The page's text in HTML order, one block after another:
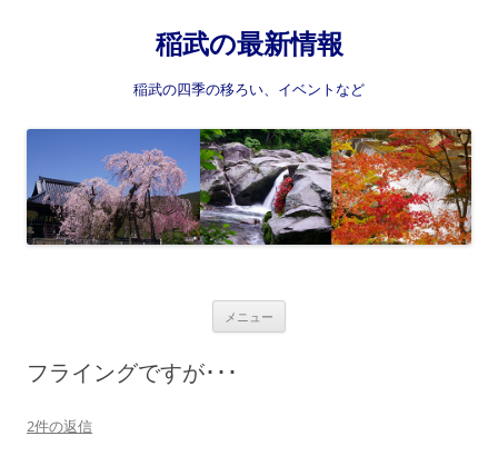
稲武の最新情報
稲武の四季の移ろい、イベントなど
メニュー
フライングですが･･･
2件の返信